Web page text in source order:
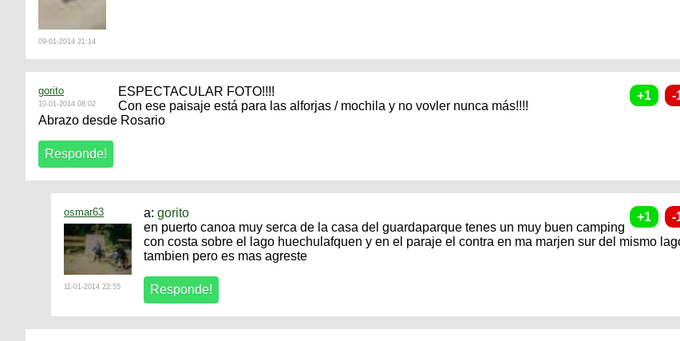
09-01-2014 21:14
gorito
10-01-2014 08:02
ESPECTACULAR FOTO!!!!
Con ese paisaje está para las alforjas / mochila y no vovler nunca más!!!!
Abrazo desde Rosario
osmar63
11-01-2014 22:55
a: gorito
en puerto canoa muy serca de la casa del guardaparque tenes un muy buen camping
con costa sobre el lago huechulafquen y en el paraje el contra en ma marjen sur del mismo
tambien pero es mas agreste